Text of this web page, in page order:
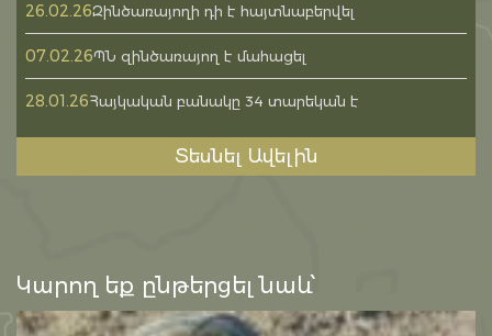
26.02.26Զինծառայողի դի է հայտնաբերվել
07.02.26ՊՆ զինծառայող է մահացել
28.01.26Հայկական բանակը 34 տարեկան է
Տեսնել Ավելին
Կարող եք ընթերցել նաև՝